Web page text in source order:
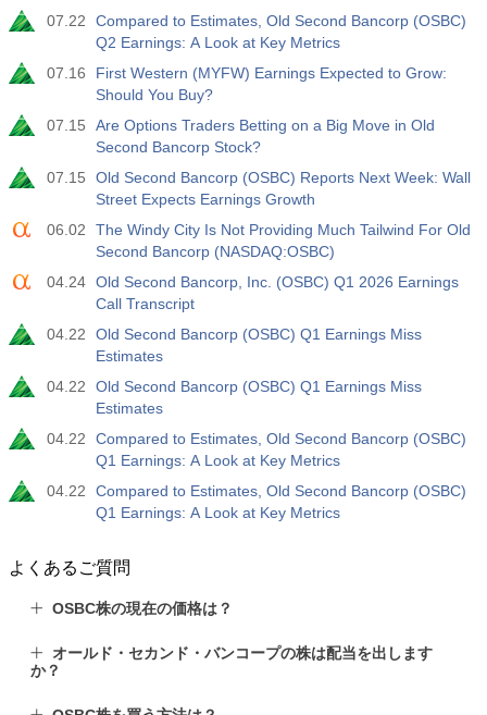
USD
ベーカー・ヒューズ社発表の米石油採掘装置（リグ）
稼働数
実際
期待
前
ベーカー・ヒューズ社発表の米石油採掘装置(リグ)稼働
数
実際
588
期待
588
19:00
FED消費者信用前月比
実際
19:30
実際
19:30
実際
期待
19:30
USD
CFTC金投機筋ポジション
実際
期待
19:30
実際
期待
07.22
Compared to Estimates, Old Second Bancorp (OSBC)
Q2 Earnings: A Look at Key Metrics
07.16
First Western (MYFW) Earnings Expected to Grow:
Should You Buy?
07.15
Are Options Traders Betting on a Big Move in Old
Second Bancorp Stock?
07.15
Old Second Bancorp (OSBC) Reports Next Week: Wall
Street Expects Earnings Growth
06.02
The Windy City Is Not Providing Much Tailwind For Old
Second Bancorp (NASDAQ:OSBC)
04.24 Old Second Bancorp, Inc. (OSBC) Q1 2026 Earnings
Call Transcript
04.22
Old Second Bancorp (OSBC) Q1 Earnings Miss
Estimates
04.22
Old Second Bancorp (OSBC) Q1 Earnings Miss
Estimates
04.22
Compared to Estimates, Old Second Bancorp (OSBC)
Q1 Earnings: A Look at Key Metrics
04.22
Compared to Estimates, Old Second Bancorp (OSBC)
Q1 Earnings: A Look at Key Metrics
よくあるご質問
OSBC株の現在の価格は？
オールド・セカンド・バンコープの株は配当を出します
か？